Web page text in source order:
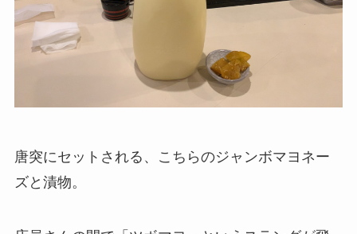
唐突にセットされる、こちらのジャンボマヨネー
ズと漬物。